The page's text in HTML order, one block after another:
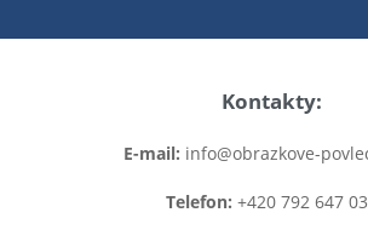
Kontakty:
E-mail: info@obrazkove-
Telefon: +420 792 647